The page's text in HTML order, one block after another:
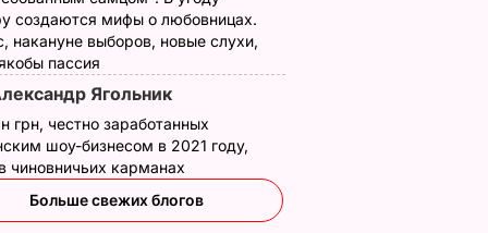
что
"Хрустящие
снаружи и нежные
внутри". Самые
вкусные жареные
кабачки
6 августа, 18.09БУЛЬВАР
создаются мифы о любовницах.
накануне выборов, новые слухи,
пассия
Ягольник
грн, честно заработанных
шоу-бизнесом в 2021 году,
чиновничьих карманах
Больше свежих блогов